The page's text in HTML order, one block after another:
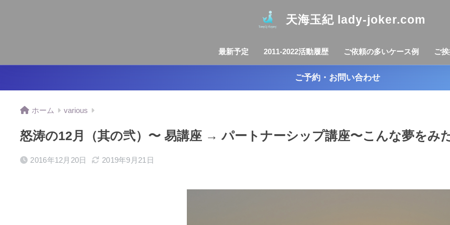
天海玉紀 lady-joker.com
最新予定 2011-2022活動履歴 ご依頼の多いケース例 ご
ご予約・お問い合わせ
ホーム various
怒涛の12月（其の弐）〜 易講座 → パートナーシップ講座〜こんな夢をみ
2016年12月20日 2019年9月21日